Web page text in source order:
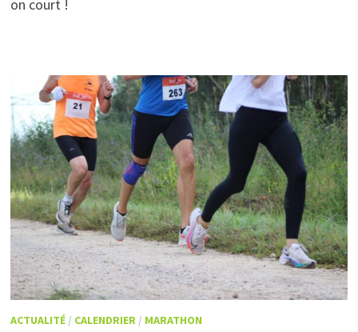
on court !
ACTUALITÉ / CALENDRIER / MARATHON